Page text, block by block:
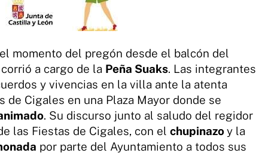
momento del pregón desde el balcón del
a cargo de la Peña Suaks. Las integrantes
y vivencias en la villa ante la atenta
Cigales en una Plaza Mayor donde se
. Su discurso junto al saludo del regidor
las Fiestas de Cigales, con el chupinazoy la
por parte del Ayuntamiento a todos sus